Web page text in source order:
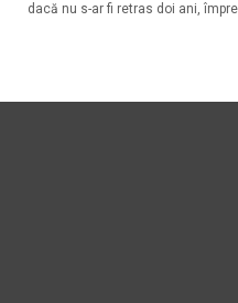
dacă nu s-ar fi retras doi ani,